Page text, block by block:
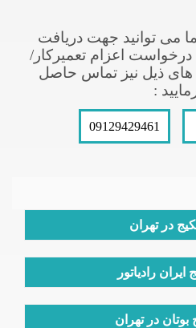
توانید جهت دریافت
درخواست اعزام تعمیرکار/
ذیل نیز تماس حاصل
:
09129429461
در تهران
ایران رادیاتور
بوتان در تهران